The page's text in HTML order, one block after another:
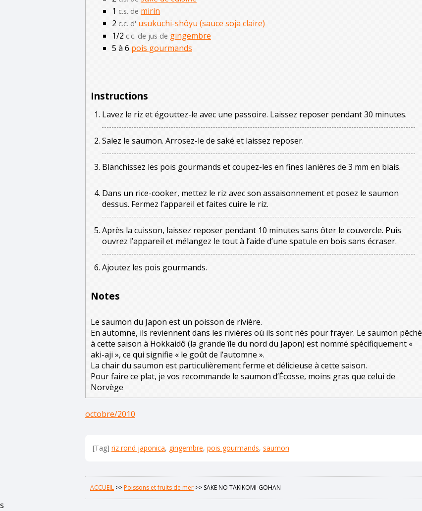
1 c.s. de mirin
2 c.c. d' usukuchi-shôyu (sauce soja claire)
1/2 c.c. de jus de gingembre
5 à 6 pois gourmands
Instructions
Lavez le riz et égouttez-le avec une passoire. Laissez reposer pendant 30 minutes.
Salez le saumon. Arrosez-le de saké et laissez reposer.
Blanchissez les pois gourmands et coupez-les en fines lanières de 3 mm en biais.
Dans un rice-cooker, mettez le riz avec son assaisonnement et posez le saumon
dessus. Fermez l’appareil et faites cuire le riz.
Après la cuisson, laissez reposer pendant 10 minutes sans ôter le couvercle. Puis
ouvrez l’appareil et mélangez le tout à l’aide d’une spatule en bois sans écraser.
Ajoutez les pois gourmands.
Notes
Le saumon du Japon est un poisson de rivière.
En automne, ils reviennent dans les rivières où ils sont nés pour frayer. Le saumon pêché
à cette saison à Hokkaidô (la grande île du nord du Japon) est nommé spécifiquement «
aki-aji », ce qui signifie « le goût de l’automne ».
La chair du saumon est particulièrement ferme et délicieuse à cette saison.
Pour faire ce plat, je vos recommande le saumon d’Écosse, moins gras que celui de
Norvège
octobre/2010
[Tag] riz rond japonica, gingembre, pois gourmands, saumon
ACCUEIL >>Poissons et fruits de mer >> SAKE NO TAKIKOMI-GOHAN
s